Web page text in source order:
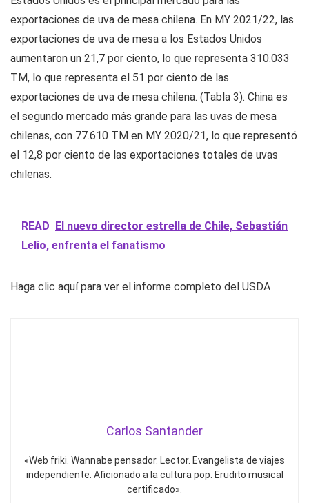
exportaciones de uva de mesa chilena. En MY 2021/22, las
exportaciones de uva de mesa a los Estados Unidos
aumentaron un 21,7 por ciento, lo que representa 310.033
TM, lo que representa el 51 por ciento de las
exportaciones de uva de mesa chilena. (Tabla 3). China es
el segundo mercado más grande para las uvas de mesa
chilenas, con 77.610 TM en MY 2020/21, lo que representó
el 12,8 por ciento de las exportaciones totales de uvas
chilenas.
READ El nuevo director estrella de Chile, Sebastián
Lelio, enfrenta el fanatismo
Haga clic aquí para ver el informe completo del USDA
Carlos Santander
«Web friki. Wannabe pensador. Lector. Evangelista de viajes
independiente. Aficionado a la cultura pop. Erudito musical
certificado».